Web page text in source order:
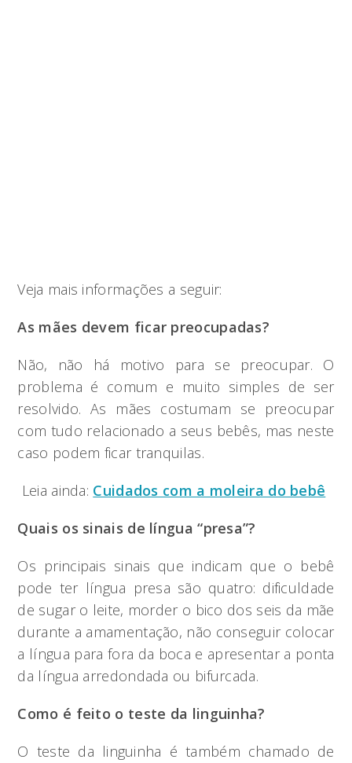
Veja mais informações a seguir:
As mães devem ficar preocupadas?
Não, não há motivo para se preocupar. O
problema é comum e muito simples de ser
resolvido. As mães costumam se preocupar
com tudo relacionado a seus bebês, mas neste
caso podem ficar tranquilas.
Leia ainda: Cuidados com a moleira do bebê
Quais os sinais de língua “presa”?
Os principais sinais que indicam que o bebê
pode ter língua presa são quatro: dificuldade
de sugar o leite, morder o bico dos seis da mãe
durante a amamentação, não conseguir colocar
a língua para fora da boca e apresentar a ponta
da língua arredondada ou bifurcada.
Como é feito o teste da linguinha?
O teste da linguinha é também chamado de